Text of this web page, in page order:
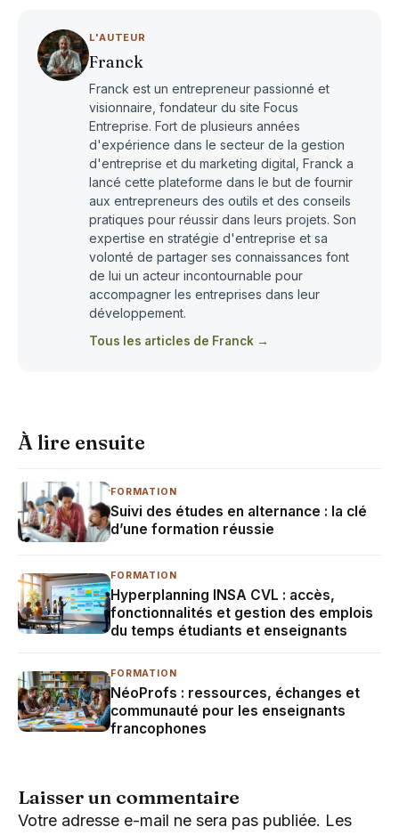
L'AUTEUR
Franck
Franck est un entrepreneur passionné et
visionnaire, fondateur du site Focus
Entreprise. Fort de plusieurs années
d'expérience dans le secteur de la gestion
d'entreprise et du marketing digital, Franck a
lancé cette plateforme dans le but de fournir
aux entrepreneurs des outils et des conseils
pratiques pour réussir dans leurs projets. Son
expertise en stratégie d'entreprise et sa
volonté de partager ses connaissances font
de lui un acteur incontournable pour
accompagner les entreprises dans leur
développement.
Tous les articles de Franck →
À lire ensuite
FORMATION
Suivi des études en alternance : la clé
d’une formation réussie
FORMATION
Hyperplanning INSA CVL : accès,
fonctionnalités et gestion des emplois
du temps étudiants et enseignants
FORMATION
NéoProfs : ressources, échanges et
communauté pour les enseignants
francophones
Laisser un commentaire
Votre adresse e-mail ne sera pas publiée. Les